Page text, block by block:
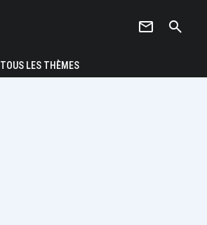
newsletter search
TOUS LES THÈMES